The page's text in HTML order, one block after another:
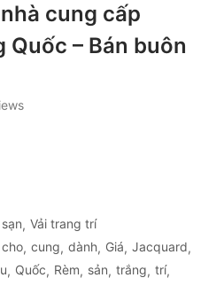
cung cấp
Quốc – Bán buôn
Vải trang trí
cho cung dành Giá Jacquard
Quốc Rèm sản trắng trí